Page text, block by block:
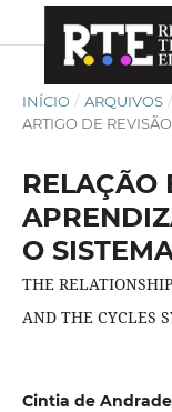
INÍCIO / ARQUIVOS /
ARTIGO DE REVISÃO
RELAÇÃO
O
THE
AND THE CYCLES
Cintia de